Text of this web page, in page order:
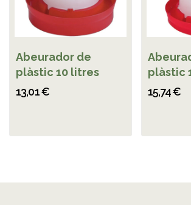
Abeurador de
plàstic 10 litres
13,01 €
plàstic
15,74 €